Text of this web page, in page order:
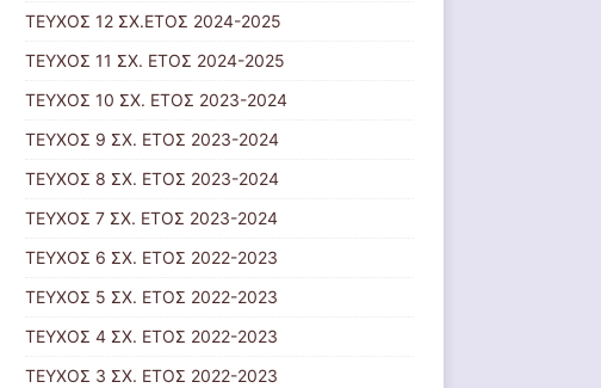
ΤΕΥΧΟΣ 12 ΣΧ.ΕΤΟΣ 2024-2025
ΤΕΥΧΟΣ 11 ΣΧ. ΕΤΟΣ 2024-2025
TΕΥΧΟΣ 10 ΣΧ. ΕΤΟΣ 2023-2024
ΤΕΥΧΟΣ 9 ΣΧ. ΕΤΟΣ 2023-2024
ΤΕΥΧΟΣ 8 ΣΧ. ΕΤΟΣ 2023-2024
ΤΕΥΧΟΣ 7 ΣΧ. ΕΤΟΣ 2023-2024
ΤΕΥΧΟΣ 6 ΣΧ. ΕΤΟΣ 2022-2023
ΤΕΥΧΟΣ 5 ΣΧ. ΕΤΟΣ 2022-2023
ΤΕΥΧΟΣ 4 ΣΧ. ΕΤΟΣ 2022-2023
ΤΕΥΧΟΣ 3 ΣΧ. ΕΤΟΣ 2022-2023